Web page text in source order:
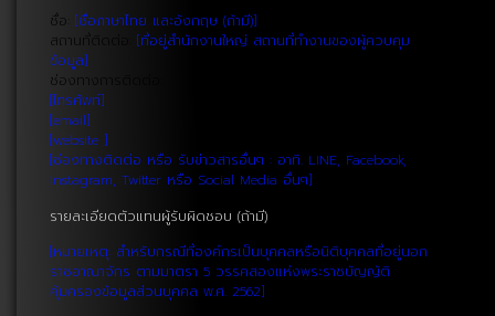
ชื่อ: [ชื่อภาษาไทย และอังกฤษ (ถ้ามี)]
สถานที่ติดต่อ: [ที่อยู่สำนักงานใหญ่ สถานที่ทำงานของผู้ควบคุม
ข้อมูล]
ช่องทางการติดต่อ:
[โทรศัพท์]
[email]
[website ]
[ช่องทางติดต่อ หรือ รับข่าวสารอื่นๆ : อาทิ. LINE, Facebook,
Instagram, Twitter หรือ Social Media อื่นๆ]
รายละเอียดตัวแทนผู้รับผิดชอบ (ถ้ามี)
[หมายเหตุ: สำหรับกรณีที่องค์กรเป็นบุคคลหรือนิติบุคคลที่อยู่นอก
ราชอาณาจักร ตามมาตรา 5 วรรคสองแห่งพระราชบัญญัติ
คุ้มครองข้อมูลส่วนบุคคล พ.ศ. 2562]